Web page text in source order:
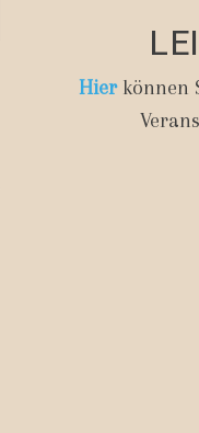
Hierkönnen